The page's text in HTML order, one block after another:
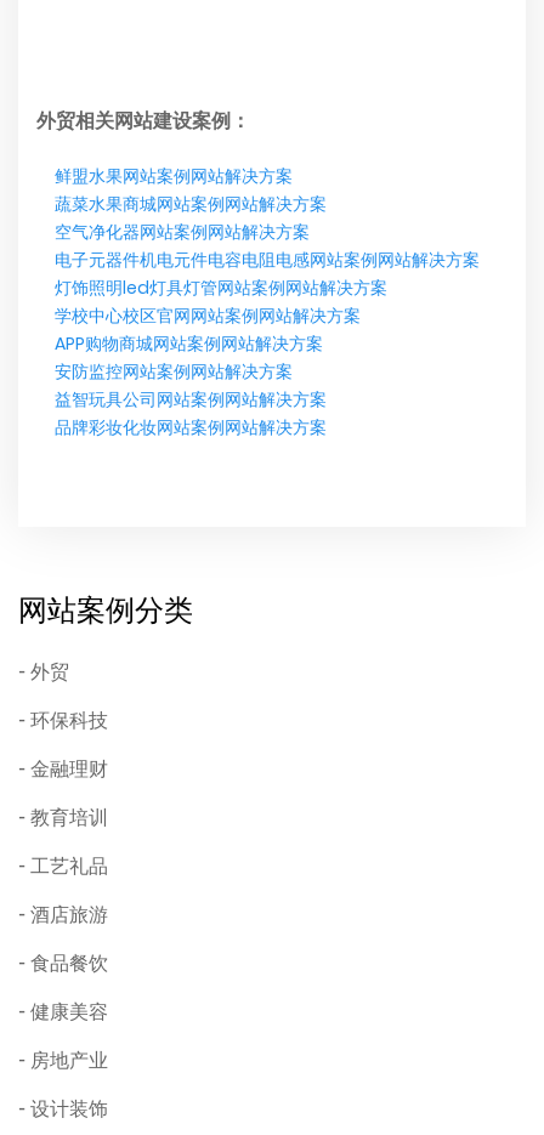
外贸相关网站建设案例：
鲜盟水果网站案例网站解决方案
蔬菜水果商城网站案例网站解决方案
空气净化器网站案例网站解决方案
电子元器件机电元件电容电阻电感网站案例网站解决方案
灯饰照明led灯具灯管网站案例网站解决方案
学校中心校区官网网站案例网站解决方案
APP购物商城网站案例网站解决方案
安防监控网站案例网站解决方案
益智玩具公司网站案例网站解决方案
品牌彩妆化妆网站案例网站解决方案
网站案例分类
外贸
环保科技
金融理财
教育培训
工艺礼品
酒店旅游
食品餐饮
健康美容
房地产业
设计装饰